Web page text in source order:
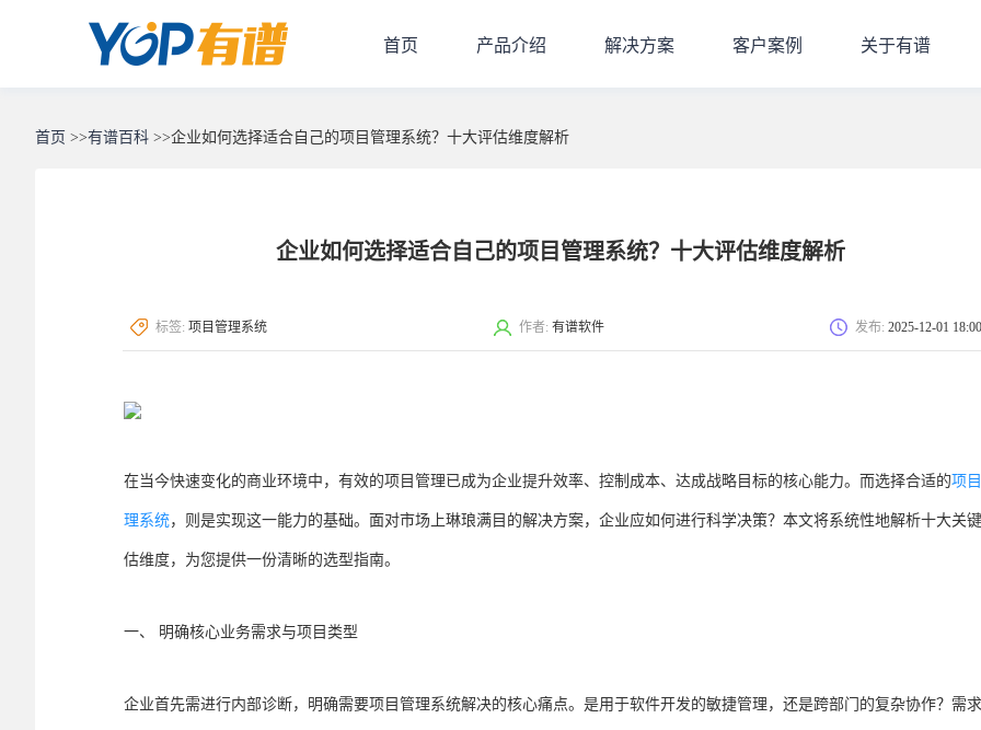
首页 产品介绍 解决方案 客户案例 关于有谱
首页 >>有谱百科 >>企业如何选择适合自己的项目管理系统？十大评估维度解析
企业如何选择适合自己的项目管理系统？十大评估维度解析
标签: 项目管理系统 作者: 有谱软件 发布: 2025-12-01
在当今快速变化的商业环境中，有效的项目管理已成为企业提升效率、控制成本、达成战略目标的核心能力。而选择合适的项
理系统，则是实现这一能力的基础。面对市场上琳琅满目的解决方案，企业应如何进行科学决策？本文将系统性地解析十大关
估维度，为您提供一份清晰的选型指南。
一、 明确核心业务需求与项目类型
企业首先需进行内部诊断，明确需要项目管理系统解决的核心痛点。是用于软件开发的敏捷管理，还是跨部门的复杂协作？需